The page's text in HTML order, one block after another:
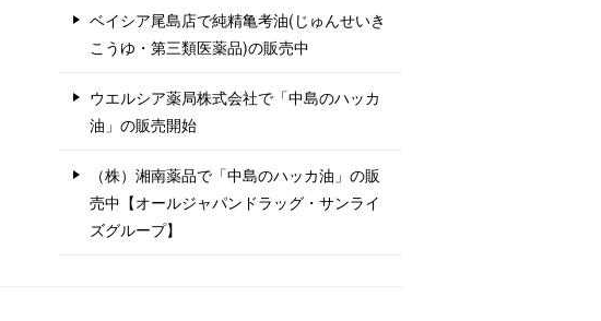
ベイシア尾島店で純精亀考油(じゅんせいき
こうゆ・第三類医薬品)の販売中
ウエルシア薬局株式会社で「中島のハッカ
油」の販売開始
（株）湘南薬品で「中島のハッカ油」の販
売中【オールジャパンドラッグ・サンライ
ズグループ】